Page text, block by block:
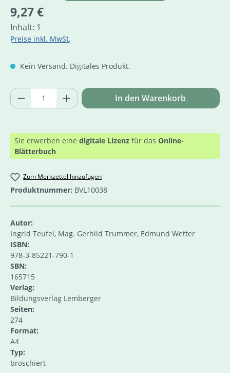
Regulärer Preis:
9,27 €
Inhalt: 1
Preise inkl. MwSt.
Kein Versand. Digitales Produkt.
Produkt Anzahl: Gib den gewünschten
In den Warenkorb
Sie erwerben eine digitale Lizenz für das Online-
Blätterbuch
Zum Merkzettel hinzufügen
Produktnummer: BVL10038
Autor:
Ingrid Teufel, Mag. Gerhild Trummer, Edmund Wetter
ISBN:
978-3-85221-790-1
SBN:
165715
Verlag:
Bildungsverlag Lemberger
Seiten:
274
Format:
A4
Typ:
broschiert